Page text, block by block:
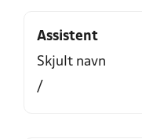
Assistent
Skjult navn
/